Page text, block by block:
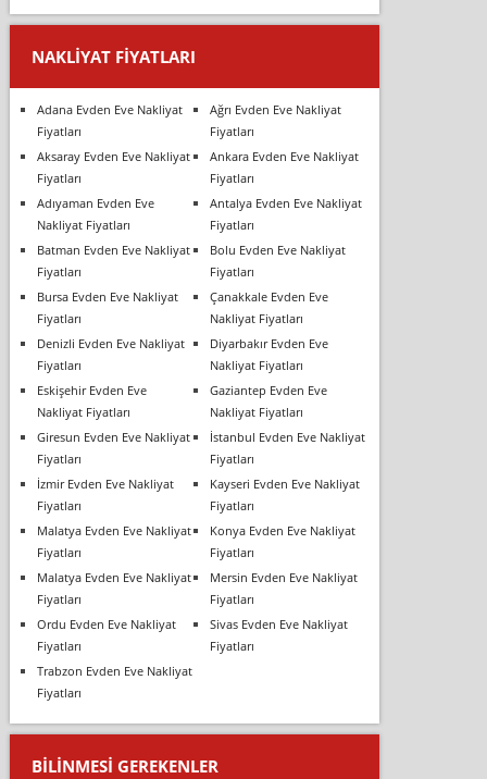
NAKLIYAT FIYATLARI
Adana Evden Eve Nakliyat
Fiyatları
Ağrı Evden Eve Nakliyat
Fiyatları
Aksaray Evden Eve Nakliyat
Fiyatları
Ankara Evden Eve Nakliyat
Fiyatları
Adıyaman Evden Eve
Nakliyat Fiyatları
Antalya Evden Eve Nakliyat
Fiyatları
Batman Evden Eve Nakliyat
Fiyatları
Bolu Evden Eve Nakliyat
Fiyatları
Bursa Evden Eve Nakliyat
Fiyatları
Çanakkale Evden Eve
Nakliyat Fiyatları
Denizli Evden Eve Nakliyat
Fiyatları
Diyarbakır Evden Eve
Nakliyat Fiyatları
Eskişehir Evden Eve
Nakliyat Fiyatları
Gaziantep Evden Eve
Nakliyat Fiyatları
Giresun Evden Eve Nakliyat
Fiyatları
İstanbul Evden Eve Nakliyat
Fiyatları
İzmir Evden Eve Nakliyat
Fiyatları
Kayseri Evden Eve Nakliyat
Fiyatları
Malatya Evden Eve Nakliyat
Fiyatları
Konya Evden Eve Nakliyat
Fiyatları
Malatya Evden Eve Nakliyat
Fiyatları
Mersin Evden Eve Nakliyat
Fiyatları
Ordu Evden Eve Nakliyat
Fiyatları
Sivas Evden Eve Nakliyat
Fiyatları
Trabzon Evden Eve Nakliyat
Fiyatları
BILINMESI GEREKENLER